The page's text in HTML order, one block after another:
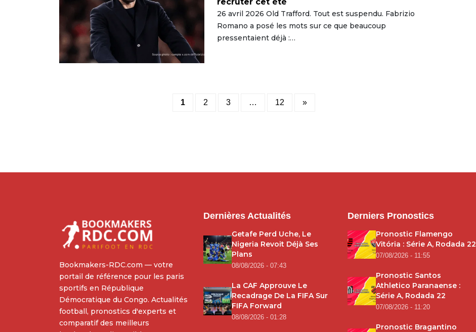
26 avril 2026 Old Trafford. Tout est suspendu. Fabrizio
Romano a posé les mots sur ce que beaucoup
pressentaient déjà :…
Posts
1 2 3 … 12 »
Bookmakers-RDC.com — votre
portail de référence pour les paris
sportifs en République
Démocratique du Congo. Actualités
football, pronostics d'experts et
comparatif des meilleurs
Dernières Actualités
Getafe Perd Uche, Le
Nigeria Revoit Déjà Ses
Plans
08/08/2026 - 07:43
La CAF Approuve Le
Recadrage De La FIFA Sur
FIFA Forward
08/08/2026 - 01:28
Derniers Pronostics
Pronostic Flamengo
Vitória : Série A, Rodada 22
07/08/2026 - 11:55
Pronostic Santos
Athletico Paranaense :
Série A, Rodada 22
07/08/2026 - 11:20
Pronostic Bragantino